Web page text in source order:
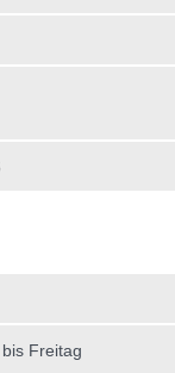
Freitag